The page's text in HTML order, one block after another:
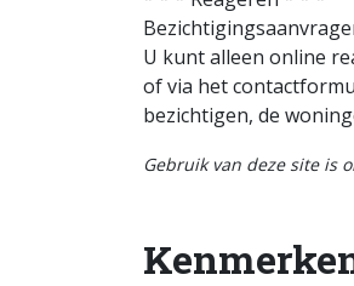
U kunt alleen online
of via het
bezichtigen, de
Gebruik van deze site is